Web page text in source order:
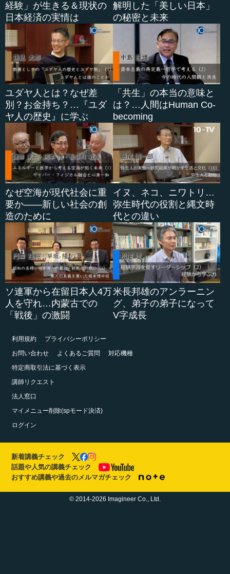
経験」が生きる＆現状の
日本経済の実情は
解明した「美しい日本」
の秘密と未来
ユダヤ人とは？なぜ差
別？お金持ち？…『ユダ
ヤ人の歴史』に学ぶ
「共生」の本当の意味と
は？…人間はHuman Co-
becoming
なぜ空海が現代社会に重
要か――新しい社会の創
造のために
イヌ、ネコ、ニワトリ…
弥生時代の役割と縄文時
代との違い
ソ連軍から在留日本人4万
人を守れ…内蒙古での
「戦後」の激闘
米長邦雄のアンラーニン
グ、弟子の弟子になって
V字成長
利用規約
プライバシーポリシー
お問い合わせ
よくあるご質問
対応機種
特定商取引法に基づく表示
講師リクエスト
法人窓口
マイメニュー削除(spモード決済)
ログイン
新着講義チェック
話題や人気の講義チェック
おすすめ講義や過去のメルマガチェック
© 2014-2026 Imagineer Co., Ltd.